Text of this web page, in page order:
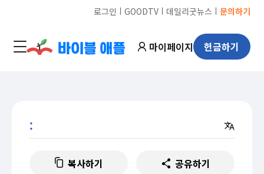
로그인 ㅣ GOODTVㅣ 데일리굿뉴스 ㅣ 문의하기
마이페이지 헌금하기
:
복사하기 공유하기